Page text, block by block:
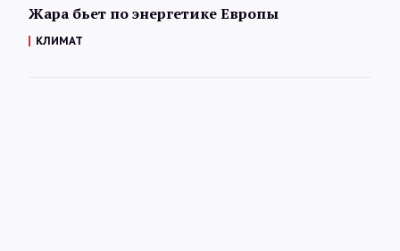
Жара бьет по энергетике Европы
КЛИМАТ